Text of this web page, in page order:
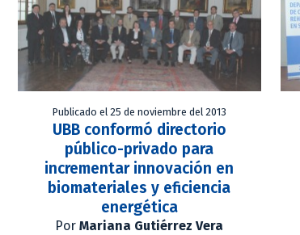
Publicado el 25 de noviembre del 2013
UBB conformó directorio
público-privado para
incrementar innovación en
biomateriales y eficiencia
energética
PorMariana Gutiérrez Vera